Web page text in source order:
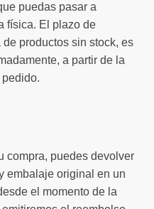
puedas pasar a
física. El plazo de
productos sin stock, es
a partir de la
compra, puedes devolver
embalaje original en un
el momento de la